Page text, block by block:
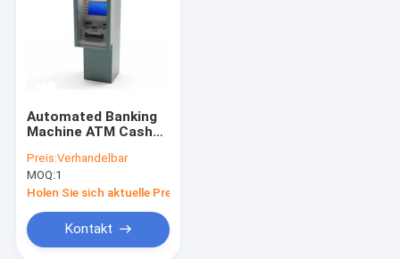
Automated Banking
Machine ATM Cash
jeden Bankschalter
Preis:Verhandelbar
MOQ:1
Holen Sie sich aktuelle Preis
Kontakt